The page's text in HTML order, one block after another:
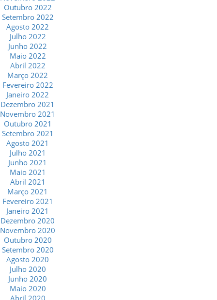
Outubro 2022
Setembro 2022
Agosto 2022
Julho 2022
Junho 2022
Maio 2022
Abril 2022
Março 2022
Fevereiro 2022
Janeiro 2022
Dezembro 2021
Novembro 2021
Outubro 2021
Setembro 2021
Agosto 2021
Julho 2021
Junho 2021
Maio 2021
Abril 2021
Março 2021
Fevereiro 2021
Janeiro 2021
Dezembro 2020
Novembro 2020
Outubro 2020
Setembro 2020
Agosto 2020
Julho 2020
Junho 2020
Maio 2020
Abril 2020